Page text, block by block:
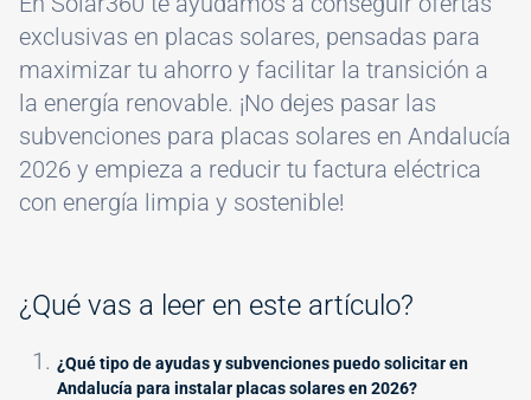
exclusivas en placas solares, pensadas para
maximizar tu ahorro y facilitar la transición a
la energía renovable. ¡No dejes pasar las
subvenciones para placas solares en Andalucía
2026 y empieza a reducir tu factura eléctrica
con energía limpia y sostenible!
¿Qué vas a leer en este artículo?
¿Qué tipo de ayudas y subvenciones puedo solicitar en
Andalucía para instalar placas solares en 2026?